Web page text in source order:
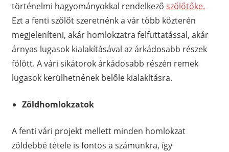
történelmi hagyományokkal rendelkező szőlőtőke.
Ezt a fenti szőlőt szeretnénk a vár több közterén
megjeleníteni, akár homlokzatra felfuttatással, akár
árnyas lugasok kialakításával az árkádosabb részek
fölött. A vári sikátorok árkádosabb részén remek
lugasok kerülhetnének belőle kialakításra.
Zöldhomlokzatok
A fenti vári projekt mellett minden homlokzat
zöldebbé tétele is fontos a számunkra, így